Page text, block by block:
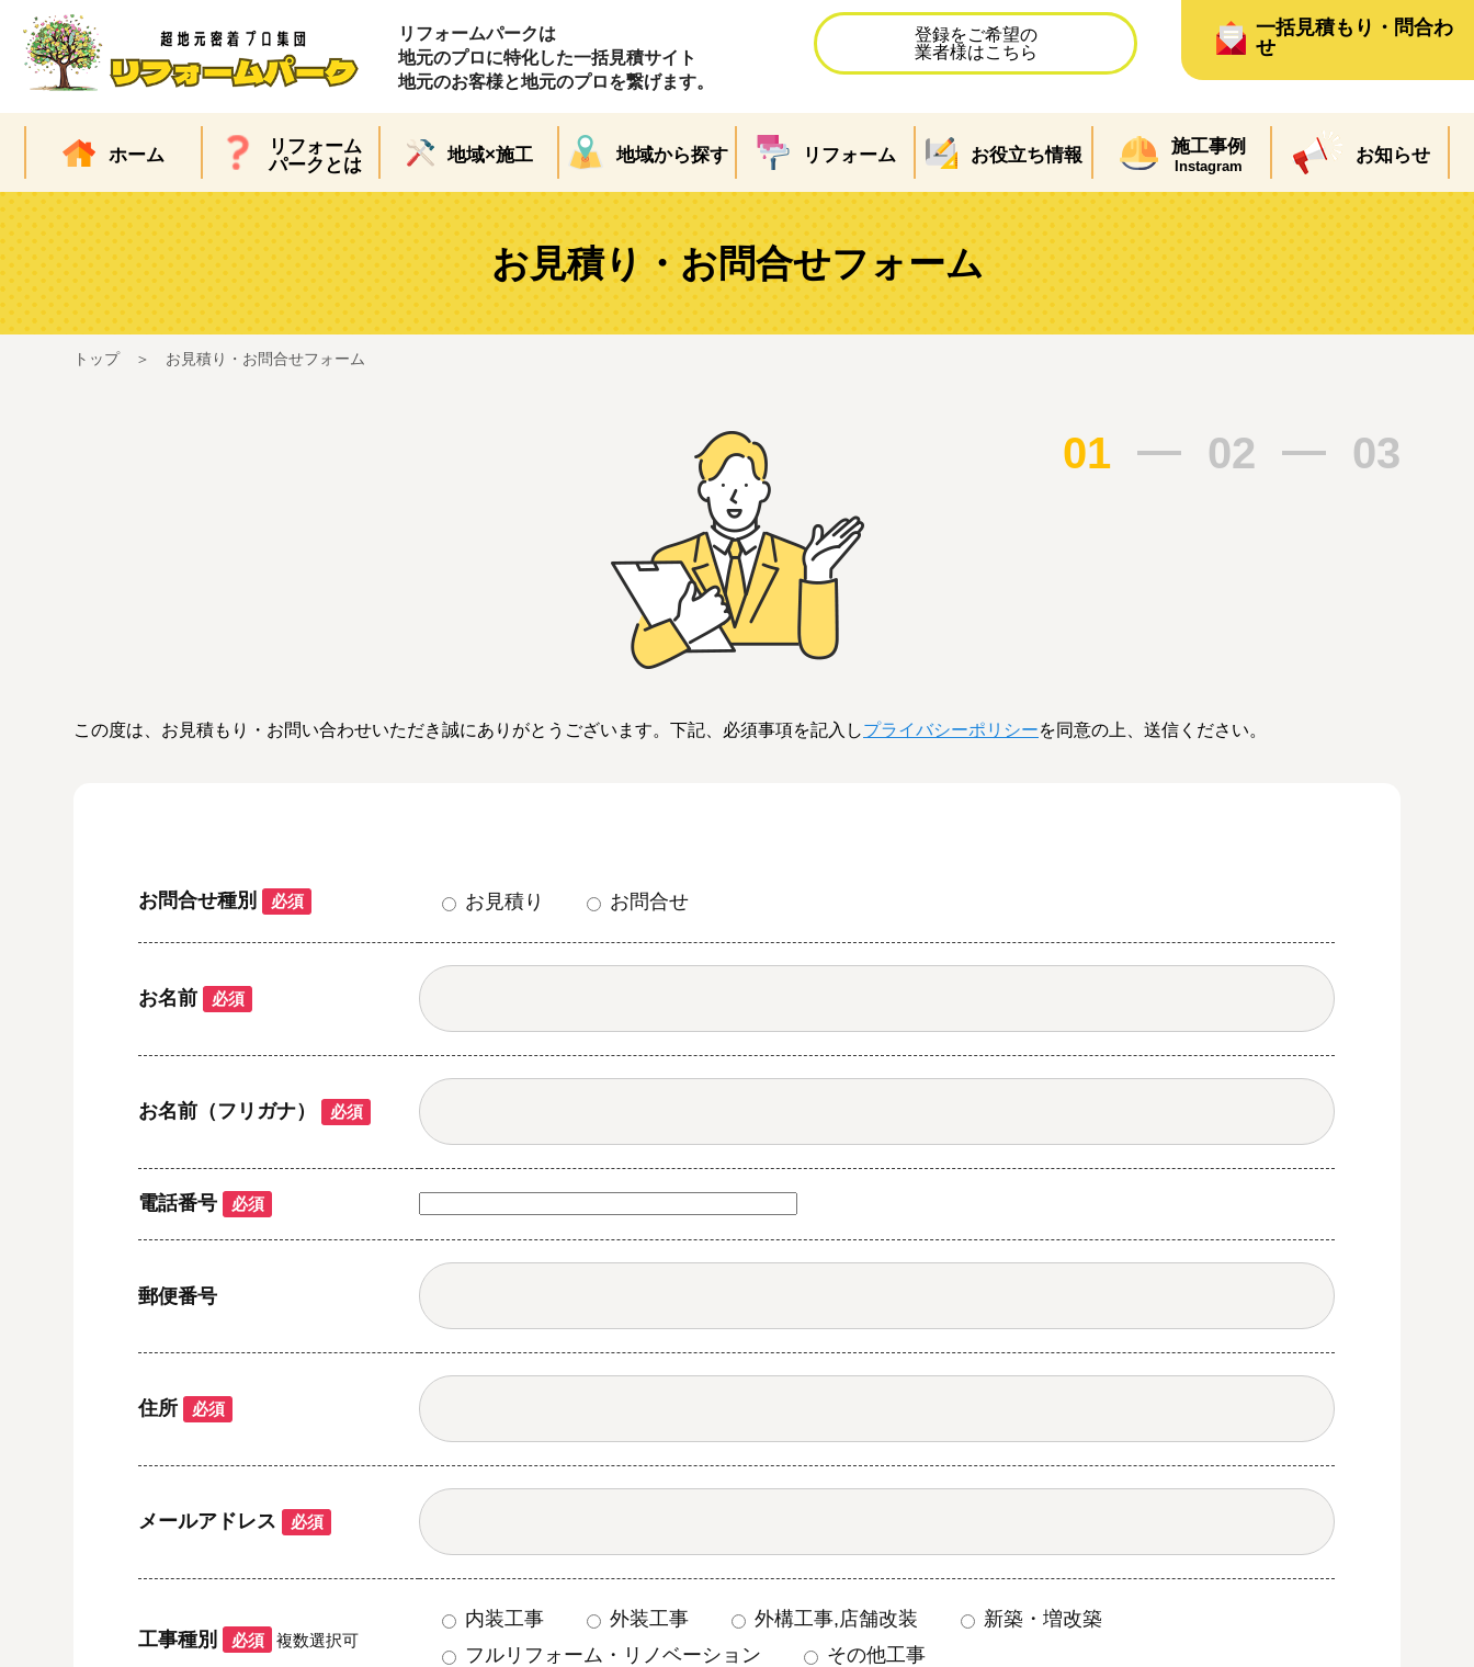
リフォームパークは
地元のプロに特化した一括見積サイト
地元のお客様と地元のプロを繋げます。
登録をご希望の
業者様はこちら
一括見積もり・問合わ
せ
ホーム
リフォーム
パークとは
地域×施工 地域から探す リフォーム お役立ち情報 施工事例
Instagram お知らせ
お見積り・お問合せフォーム
トップ お見積り・お問合せフォーム
01 02 03
この度は、お見積もり・お問い合わせいただき誠にありがとうございます。下記、必須事項を記入しプライバシーポリシーを同意の上、送信ください。
お問合せ種別 必須 お見積り お問合せ
お名前 必須
お名前（フリガナ） 必須
電話番号 必須
郵便番号
住所 必須
メールアドレス 必須
工事種別 必須 複数選択可
内装工事 外装工事 外構工事,店舗改装
新築・増改築
フルリフォーム・リノベーション
その他工事